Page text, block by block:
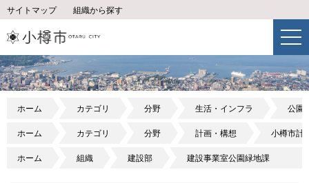
サイトマップ 組織から探す
ホーム カテゴリ 分野 生活・インフラ 公園
ホーム カテゴリ 分野 計画・構想 小樽市計
ホーム 組織 建設部 建設事業室公園緑地課